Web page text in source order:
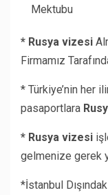
Mektubu
* Rusya vizesi
Firmamız
* Türkiye’nin her
pasaportlara
* Rusya vizesi
gelmenize gerek
*İstanbul